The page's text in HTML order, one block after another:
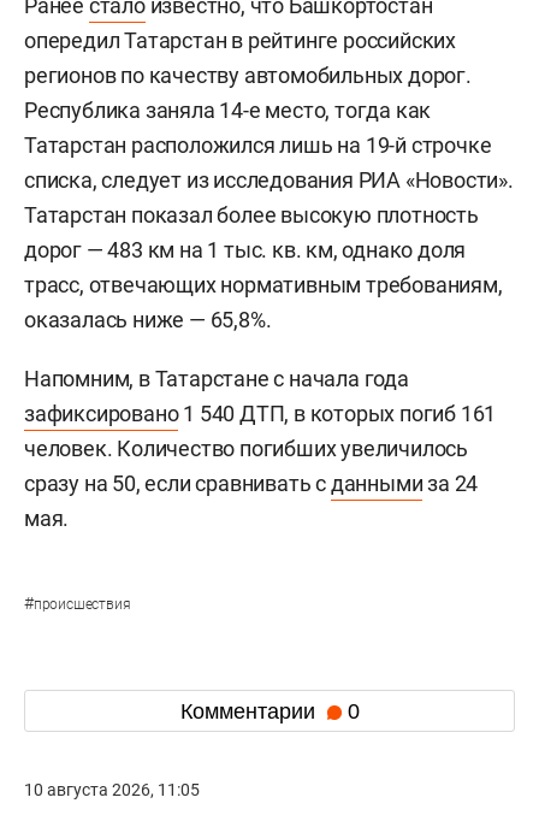
Ранее сталоизвестно, что Башкортостан
опередил Татарстан в рейтинге российских
регионов по качеству автомобильных дорог.
Республика заняла 14-е место, тогда как
Татарстан расположился лишь на 19-й строчке
списка, следует из исследования РИА «Новости».
Татарстан показал более высокую плотность
дорог — 483 км на 1 тыс. кв. км, однако доля
трасс, отвечающих нормативным требованиям,
оказалась ниже — 65,8%.
Напомним, в Татарстане с начала года
зафиксировано1 540 ДТП, в которых погиб 161
человек. Количество погибших увеличилось
сразу на 50, если сравнивать сданнымиза 24
мая.
#происшествия
Комментарии 0
10 августа 2026, 11:05